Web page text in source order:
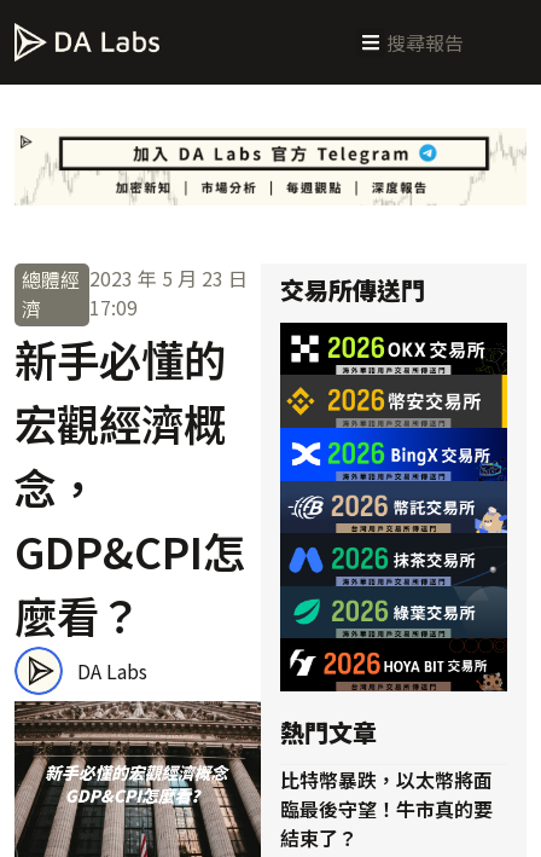
總體經
濟
2023 年 5 月 23 日
17:09
新手必懂的
宏觀經濟概
念，
GDP&CPI怎
麼看？
DA Labs
交易所傳送門
熱門文章
比特幣暴跌，以太幣將面
臨最後守望！牛市真的要
結束了？